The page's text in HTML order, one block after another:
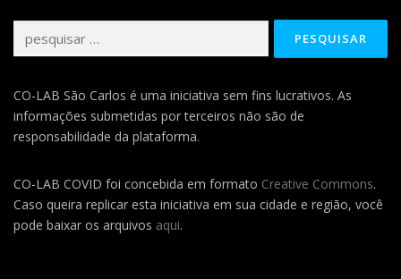
por:
CO-LAB São Carlos é uma iniciativa sem fins lucrativos. As
informações submetidas por terceiros não são de
responsabilidade da plataforma.
CO-LAB COVID foi concebida em formato Creative Commons.
Caso queira replicar esta iniciativa em sua cidade e região, você
pode baixar os arquivos aqui.